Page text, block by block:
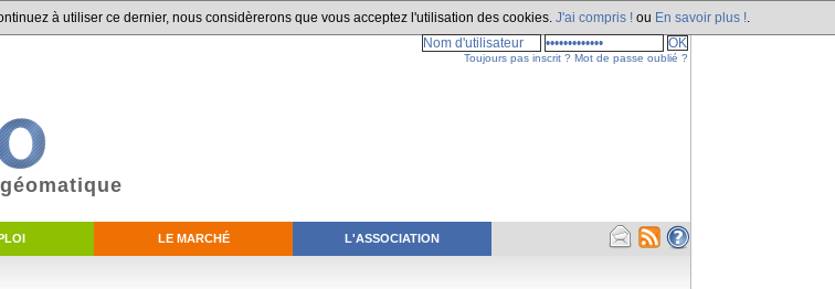
à utiliser ce dernier, nous considèrerons que vous acceptez l'utilisation des cookies. J'ai compris ! ou En savoir plus !
LE MARCHÉ L'ASSOCIATION
Toujours pas inscrit ? Mot de passe oublié ?